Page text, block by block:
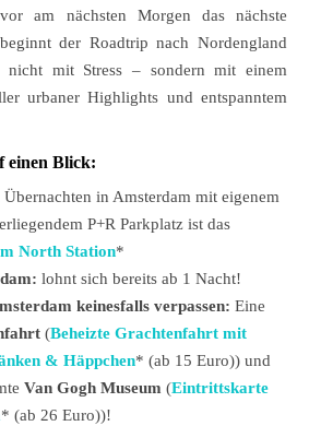
am nächsten Morgen das nächste
der Roadtrip nach Nordengland
nicht mit Stress – sondern mit einem
urbaner Highlights und entspanntem
einen Blick:
in Amsterdam mit eigenem
P+R Parkplatz ist das
North Station*
lohnt sich bereits ab 1 Nacht!
keinesfalls verpassen: Eine
(Beheizte Grachtenfahrt mit
& Häppchen* (ab 15 Euro)) und
Van Gogh Museum (Eintrittskarte
* (ab 26 Euro))!